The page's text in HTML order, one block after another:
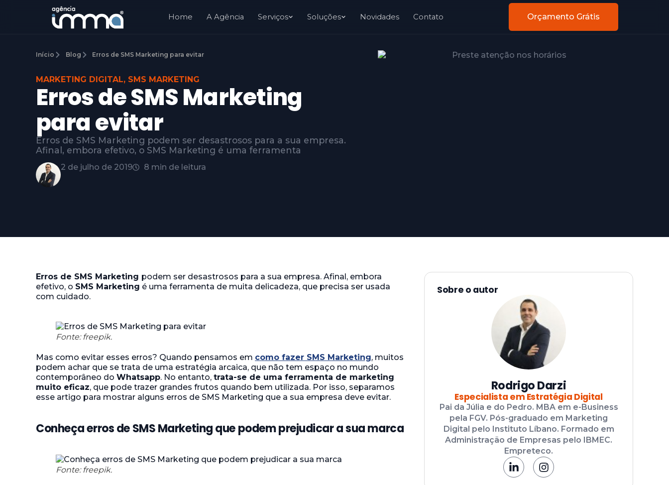
Home A Agência Serviços Soluções Novidades Contato Orçamento Grátis
Início Blog Erros de SMS Marketing para evitar
MARKETING DIGITAL, SMS MARKETING
Erros de SMS Marketing
para evitar
Erros de SMS Marketing podem ser desastrosos para a sua empresa.
Afinal, embora efetivo, o SMS Marketing é uma ferramenta
2 de julho de 2019 8 min de leitura
Erros de SMS Marketing podem ser desastrosos para a sua empresa. Afinal, embora
efetivo, o SMS Marketing é uma ferramenta de muita delicadeza, que precisa ser usada
com cuidado.
Fonte: freepik.
Mas como evitar esses erros? Quando pensamos em como fazer SMS Marketing, muitos
podem achar que se trata de uma estratégia arcaica, que não tem espaço no mundo
contemporâneo do Whatsapp. No entanto, trata-se de uma ferramenta de marketing
muito eficaz, que pode trazer grandes frutos quando bem utilizada. Por isso, separamos
esse artigo para mostrar alguns erros de SMS Marketing que a sua empresa deve evitar.
Conheça erros de SMS Marketing que podem prejudicar a sua marca
Fonte: freepik.
Sobre o autor
Rodrigo Darzi
Especialista em Estratégia Digital
Pai da Júlia e do Pedro. MBA em e-Business
pela FGV. Pós-graduado em Marketing
Digital pelo Instituto Líbano. Formado em
Administração de Empresas pelo IBMEC.
Empreteco.